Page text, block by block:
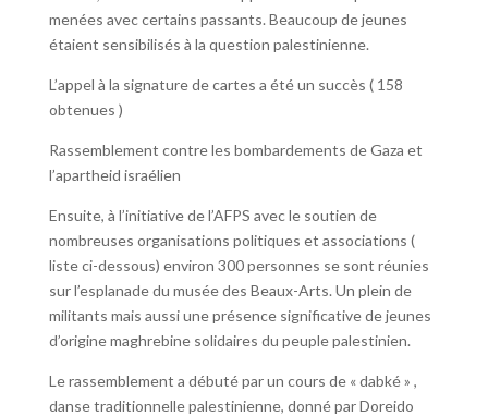
menées avec certains passants. Beaucoup de jeunes
étaient sensibilisés à la question palestinienne.
L’appel à la signature de cartes a été un succès ( 158
obtenues )
Rassemblement contre les bombardements de Gaza et
l’apartheid israélien
Ensuite, à l’initiative de l’AFPS avec le soutien de
nombreuses organisations politiques et associations (
liste ci-dessous) environ 300 personnes se sont réunies
sur l’esplanade du musée des Beaux-Arts. Un plein de
militants mais aussi une présence significative de jeunes
d’origine maghrebine solidaires du peuple palestinien.
Le rassemblement a débuté par un cours de « dabké » ,
danse traditionnelle palestinienne, donné par Doreido